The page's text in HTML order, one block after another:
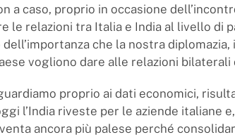
a caso, proprio in occasione
le relazioni tra Italia e India al livello di
che la nostra
vogliono dare alle relazioni bilaterali
proprio ai dati economici,
l’India riveste per le aziende italiane
ancora più palese perché